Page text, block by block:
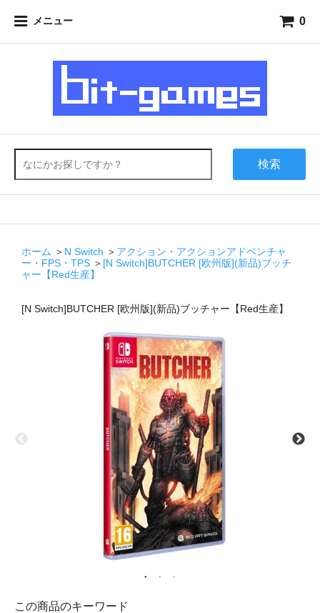
メニュー 0
検索
ホーム ＞ N Switch ＞ アクション・アクションアドベンチャ
ー・FPS・TPS ＞ [N Switch]BUTCHER [欧州版](新品)ブッチ
ャー【Red生産】
[N Switch]BUTCHER [欧州版](新品)ブッチャー【Red生産】
この商品のキーワード